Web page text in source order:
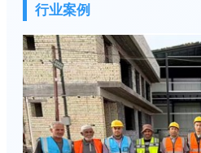
行业案例